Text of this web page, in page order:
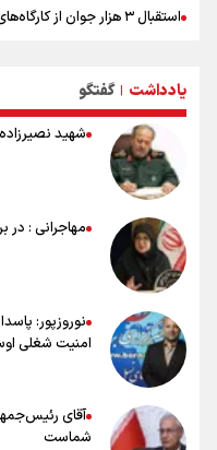
استقبال ۳ هزار جوان از کارگاه‌های مهارت‌آموزی در ۲۵۰ شهرستان کشور
آمریکاست و ارتباطی به مذاکرات
علت نامگذاری ۱۷ مرداد به عنوان روز خبرنگار چیست؟
ورود مواد آلاینده به منابع
دست رفتن باروری خاک
مروری بر زندگینامه خبرنگار
۱۷ مرداد؛ روز خبرنگار
خانواده شهید لاریجانی: از
کنید
یادداشت | گفتگو
شهید
مهاجرانی : در
نوروزپور:
امنیت شغلی
آقای
شماست